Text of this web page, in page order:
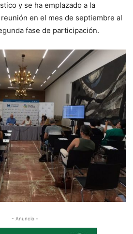
y se ha emplazado a la
en el mes de septiembre al
fase de participación.
- Anuncio -